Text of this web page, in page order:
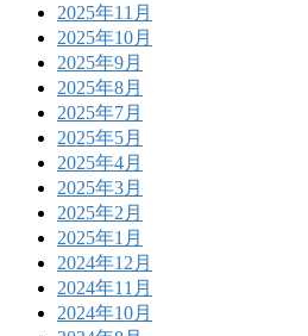
2025年11月
2025年10月
2025年9月
2025年8月
2025年7月
2025年5月
2025年4月
2025年3月
2025年2月
2025年1月
2024年12月
2024年11月
2024年10月